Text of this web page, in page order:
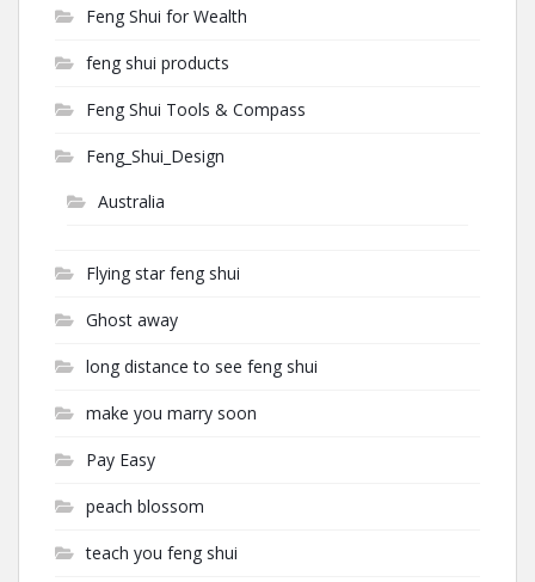
Feng Shui for Wealth
feng shui products
Feng Shui Tools & Compass
Feng_Shui_Design
Australia
Flying star feng shui
Ghost away
long distance to see feng shui
make you marry soon
Pay Easy
peach blossom
teach you feng shui